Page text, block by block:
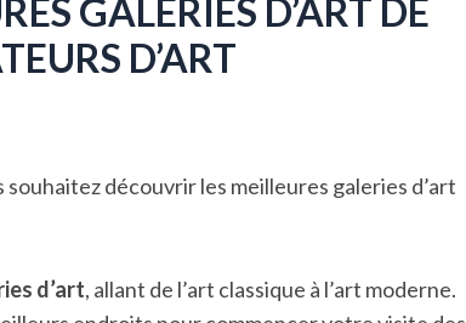
GALERIES D’ART DE
D’ART
découvrir les meilleures galeries d’art
d’art, allant de l’art classique à l’art moderne.